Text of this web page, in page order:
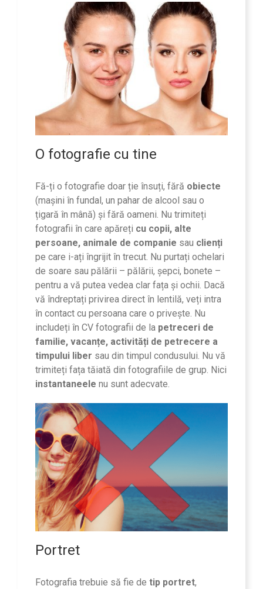
O fotografie cu tine
Fă-ți o fotografie doar ție însuți, fără obiecte
(mașini în fundal, un pahar de alcool sau o
țigară în mână) și fără oameni. Nu trimiteți
fotografii în care apăreți cu copii, alte
persoane, animale de companie sau clienți
pe care i-ați îngrijit în trecut. Nu purtați ochelari
de soare sau pălării – pălării, șepci, bonete –
pentru a vă putea vedea clar fața și ochii. Dacă
vă îndreptați privirea direct în lentilă, veți intra
în contact cu persoana care o privește. Nu
includeți în CV fotografii de la petreceri de
familie, vacanțe, activități de petrecere a
timpului liber sau din timpul condusului. Nu vă
trimiteți fața tăiată din fotografiile de grup. Nici
instantaneele nu sunt adecvate.
Portret
Fotografia trebuie să fie de tip portret,